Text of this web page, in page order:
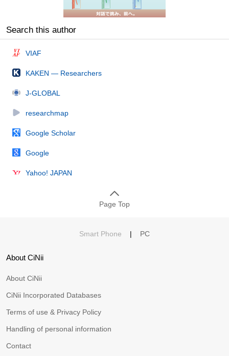
Search this author
VIAF
KAKEN — Researchers
J-GLOBAL
researchmap
Google Scholar
Google
Yahoo! JAPAN
Page Top
Smart Phone | PC
About CiNii
About CiNii
CiNii Incorporated Databases
Terms of use & Privacy Policy
Handling of personal information
Contact